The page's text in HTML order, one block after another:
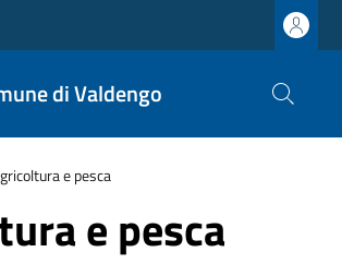
di Valdengo
e pesca
e pesca